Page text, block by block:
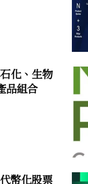
化、生物
品組合
幣化股票